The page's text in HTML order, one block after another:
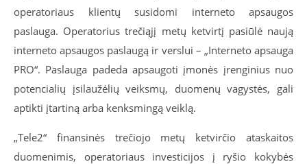
operatoriaus klientų susidomi interneto apsaugos
paslauga. Operatorius trečiąjį metų ketvirtį pasiūlė naują
interneto apsaugos paslaugą ir verslui – „Interneto apsauga
PRO“. Paslauga padeda apsaugoti įmonės įrenginius nuo
potencialių įsilaužėlių veiksmų, duomenų vagystės, gali
aptikti įtartiną arba kenksmingą veiklą.
„Tele2“ finansinės trečiojo metų ketvirčio ataskaitos
duomenimis, operatoriaus investicijos į ryšio kokybės